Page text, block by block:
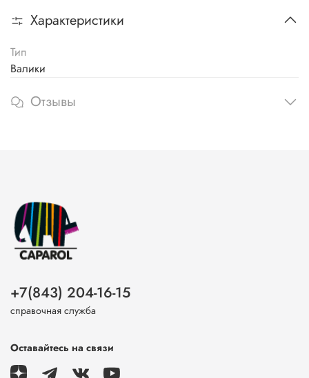
Характеристики
Тип
Валики
Отзывы
+7(843) 204-16-15
справочная служба
Оставайтесь на связи